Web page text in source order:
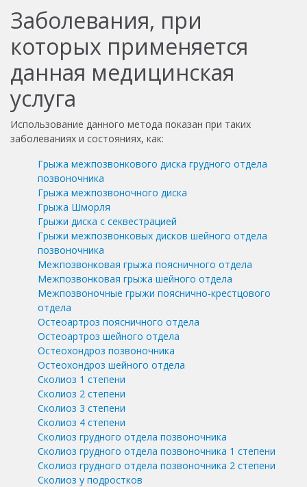
Заболевания, при
которых применяется
данная медицинская
услуга
Использование данного метода показан при таких
заболеваниях и состояниях, как:
Грыжа межпозвонкового диска грудного отдела
позвоночника
Грыжа межпозвоночного диска
Грыжа Шморля
Грыжи диска с секвестрацией
Грыжи межпозвонковых дисков шейного отдела
позвоночника
Межпозвонковая грыжа поясничного отдела
Межпозвонковая грыжа шейного отдела
Межпозвоночные грыжи пояснично-крестцового
отдела
Остеоартроз поясничного отдела
Остеоартроз шейного отдела
Остеохондроз позвоночника
Остеохондроз шейного отдела
Сколиоз 1 степени
Сколиоз 2 степени
Сколиоз 3 степени
Сколиоз 4 степени
Сколиоз грудного отдела позвоночника
Сколиоз грудного отдела позвоночника 1 степени
Сколиоз грудного отдела позвоночника 2 степени
Сколиоз у подростков